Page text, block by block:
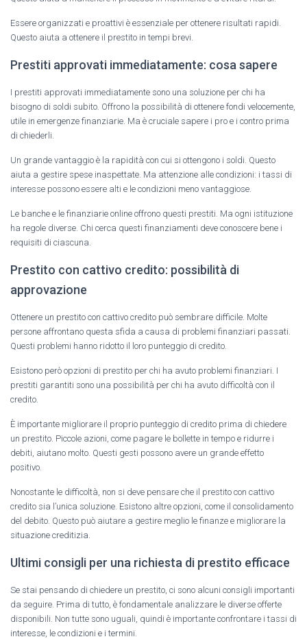
Essere organizzati e proattivi è essenziale per ottenere risultati rapidi.
Questo aiuta a ottenere il prestito in tempi brevi.
Prestiti approvati immediatamente: cosa sapere
I prestiti approvati immediatamente sono una soluzione per chi ha
bisogno di soldi subito. Offrono la possibilità di ottenere fondi velocemente,
utile in emergenze finanziarie. Ma è cruciale sapere i pro e i contro prima
di chiederli.
Un grande vantaggio è la rapidità con cui si ottengono i soldi. Questo
aiuta a gestire spese inaspettate. Ma attenzione alle condizioni: i tassi di
interesse possono essere alti e le condizioni meno vantaggiose.
Le banche e le finanziarie online offrono questi prestiti. Ma ogni istituzione
ha regole diverse. Chi cerca questi finanziamenti deve conoscere bene i
requisiti di ciascuna.
Prestito con cattivo credito: possibilità di
approvazione
Ottenere un prestito con cattivo credito può sembrare difficile. Molte
persone affrontano questa sfida a causa di problemi finanziari passati.
Questi problemi hanno ridotto il loro punteggio di credito.
Esistono però opzioni di prestito per chi ha avuto problemi finanziari. I
prestiti garantiti sono una possibilità per chi ha avuto difficoltà con il
credito.
È importante migliorare il proprio punteggio di credito prima di chiedere
un prestito. Piccole azioni, come pagare le bollette in tempo e ridurre i
debiti, aiutano molto. Questi gesti possono avere un grande effetto
positivo.
Nonostante le difficoltà, non si deve pensare che il prestito con cattivo
credito sia l’unica soluzione. Esistono altre opzioni, come il consolidamento
del debito. Questo può aiutare a gestire meglio le finanze e migliorare la
situazione creditizia.
Ultimi consigli per una richiesta di prestito efficace
Se stai pensando di chiedere un prestito, ci sono alcuni consigli importanti
da seguire. Prima di tutto, è fondamentale analizzare le diverse offerte
disponibili. Non tutte sono uguali, quindi è importante confrontare i tassi di
interesse, le condizioni e i termini.